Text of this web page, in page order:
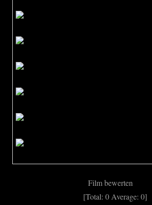
Film bewerten
[Total: 0 Average: 0]